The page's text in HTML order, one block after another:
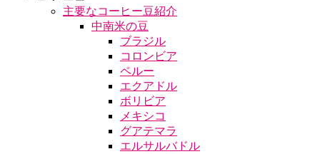
主要なコーヒー豆紹介
中南米の豆
ブラジル
コロンビア
ペルー
エクアドル
ボリビア
メキシコ
グアテマラ
エルサルバドル